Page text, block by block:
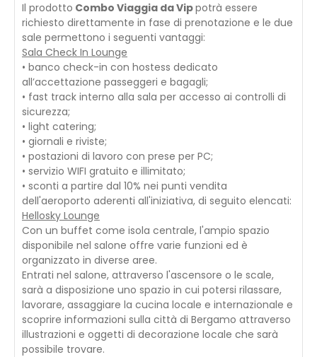
Il prodotto Combo Viaggia da Vippotrà essere
richiesto direttamente in fase di prenotazione e le due
sale permettono i seguenti vantaggi:
Sala Check In Lounge
• banco check-in con hostess dedicato
all’accettazione passeggeri e bagagli;
• fast track interno alla sala per accesso ai controlli di
sicurezza;
• light catering;
• giornali e riviste;
• postazioni di lavoro con prese per PC;
• servizio WIFI gratuito e illimitato;
• sconti a partire dal 10% nei punti vendita
dell'aeroporto aderenti all'iniziativa, di seguito elencati:
Hellosky Lounge
Con un buffet come isola centrale, l'ampio spazio
disponibile nel salone offre varie funzioni ed è
organizzato in diverse aree.
Entrati nel salone, attraverso l'ascensore o le scale,
sarà a disposizione uno spazio in cui potersi rilassare,
lavorare, assaggiare la cucina locale e internazionale e
scoprire informazioni sulla città di Bergamo attraverso
illustrazioni e oggetti di decorazione locale che sarà
possibile trovare.